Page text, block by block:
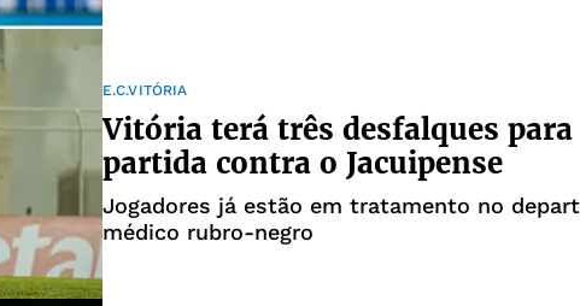
E.C.VITÓRIA
Vitória terá três desfalques para
partida contra o Jacuipense
Jogadores já estão em tratamento no
médico rubro-negro